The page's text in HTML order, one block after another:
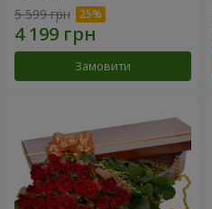
5 599 грн
Замовити